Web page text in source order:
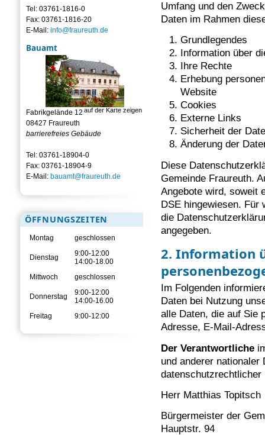
Umfang und den
Daten im Rahmen
Grundlegendes
Information über
Ihre Rechte
Erhebung
Website
Cookies
Externe Links
Sicherheit der
Änderung der
Diese
Gemeinde Fraureuth.
Angebote wird, soweit
DSE hingewiesen. Für
die
angegeben.
2. Information
Im Folgenden
Daten bei Nutzung
alle Daten, die auf Sie
Adresse, E-Mail-
Der Verantwortliche
und anderer
Herr Matthias Topitsch
Bürgermeister der
Hauptstr. 94
Tel: 03761-1816-0
Fax: 03761-1816-20
E-Mail: info@fraureuth.de
Bauamt
auf der Karte zeigen
Fabrikgelände 12
08427 Fraureuth
barrierefreies Gebäude
Tel: 03761-18904-0
Fax: 03761-18904-9
E-Mail: bauamt@fraureuth.de
ÖFFNUNGSZEITEN
Montag geschlossen
Dienstag
9:00-12:00
14:00-18.00
Mittwoch
geschlossen
Donnerstag
9:00-12:00
14:00-16.00
Freitag
9:00-12:00